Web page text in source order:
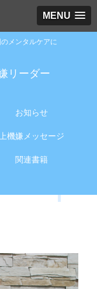
MENU
メンタルケアに
リーダー
お知らせ
機嫌メッセージ
関連書籍